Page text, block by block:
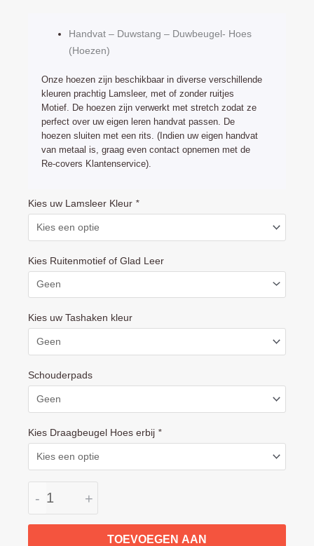
was:
€34,75.
is:
Handvat – Duwstang – Duwbeugel- Hoes
(Hoezen)
Onze hoezen zijn beschikbaar in diverse verschillende
kleuren prachtig Lamsleer, met of zonder ruitjes
Motief. De hoezen zijn verwerkt met stretch zodat ze
perfect over uw eigen leren handvat passen. De
hoezen sluiten met een rits. (Indien uw eigen handvat
van metaal is, graag even contact opnemen met de
Re-covers Klantenservice).
Kies uw Lamsleer Kleur *
Kies Ruitenmotief of Glad Leer
Kies uw Tashaken kleur
Schouderpads
Kies Draagbeugel Hoes erbij *
-
Transit
handvat
leder
(duwbeugel
aantal
+
TOEVOEGEN AAN